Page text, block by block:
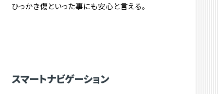
ひっかき傷といった事にも安心と言える。
スマートナビゲーション